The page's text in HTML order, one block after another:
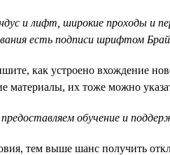
и лифт, широкие проходы и
есть подписи шрифтом
как устроено вхождение
материалы, их тоже можно
обучение и
тем выше шанс получить